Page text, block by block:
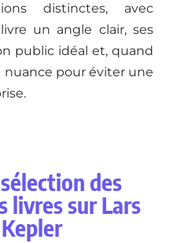
distinctes, avec
un angle clair, ses
public idéal et, quand
nuance pour éviter une
des
livres sur Lars
Kepler